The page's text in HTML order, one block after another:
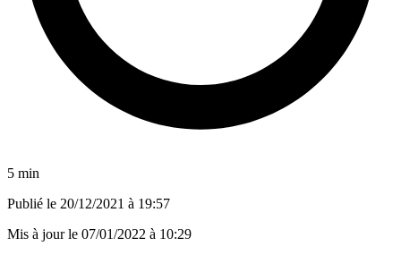
5 min
Publié le 20/12/2021 à 19:57
Mis à jour le 07/01/2022 à 10:29